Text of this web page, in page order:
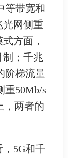
等带宽和
光网侧重
方面，
制；千兆
阶梯流量
重50Mb/s
，两者的
5G和千